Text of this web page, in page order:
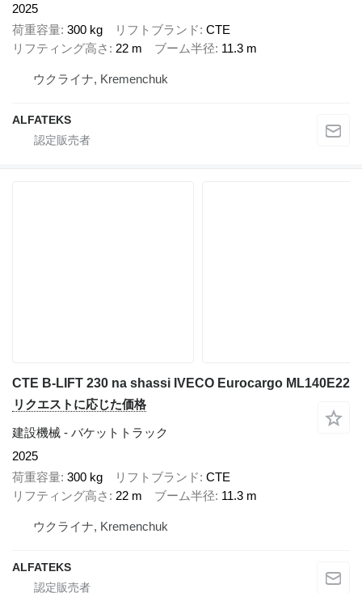
2025
荷重容量 300 kg リフトブランド CTE
リフティング高さ
22 m ブーム半径 11.3 m
ウクライナ, Kremenchuk
ALFATEKS
CTE B-LIFT 230 na shassi IVECO Eurocargo ML140E22
リクエストに応じた価格
建設機械 - バケットトラック
2025
荷重容量 300 kg リフトブランド CTE
リフティング高さ
22 m ブーム半径 11.3 m
ウクライナ, Kremenchuk
ALFATEKS